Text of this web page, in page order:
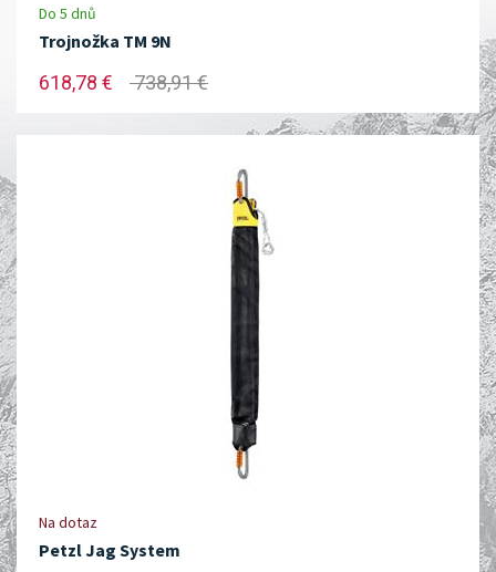
Do 5 dnů
Trojnožka TM 9N
618,78 € 738,91 €
Na dotaz
Petzl Jag System